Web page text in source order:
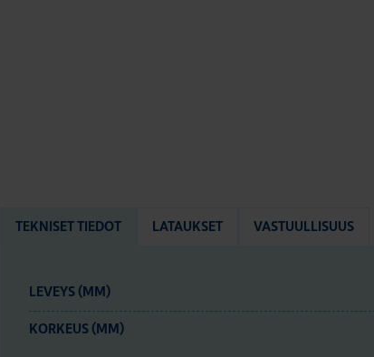
TEKNISET TIEDOT LATAUKSET VASTUULLISUUS
LEVEYS (MM)
KORKEUS (MM)